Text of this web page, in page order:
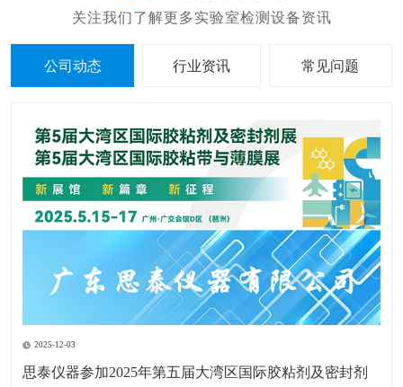
公司动态 行业资讯 常见问题
2025-12-03
思泰仪器参加2025年第五届大湾区国际胶粘剂及密封剂